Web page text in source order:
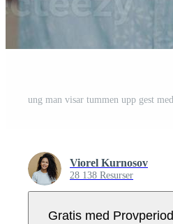
Viorel Kurnosov
28 138 Resurser
Gratis med Provperiod